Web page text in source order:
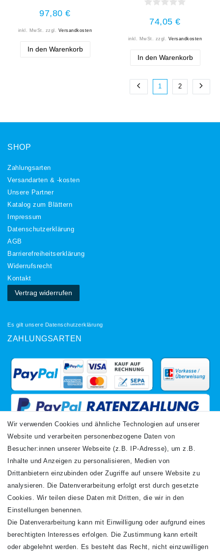
97,80 €
inkl. MwSt. zzgl. Versandkosten
In den Warenkorb
74,05 €
inkl. MwSt. zzgl. Versandkosten
In den Warenkorb
1 2
SHOP
Zahlungsarten
Versandarten & -kosten
Unsere Partner
Katalog zum Blättern
Impressum
Daten­schutz­erklärung
AGB
Barrierefreiheitserklärung
Widerrufs­recht
Kontakt
Vertrag widerrufen
Es gilt unsere Datenschutzerklärung
ZAHLUNGSARTEN
VERSANDARTEN
Newsletter
Wir verwenden Cookies und ähnliche Technologien auf unserer
Website und verarbeiten personenbezogene Daten von
Besucher:innen unserer Webseite (z.B. IP-Adresse), um z.B.
Inhalte und Anzeigen zu personalisieren, Medien von
Drittanbietern einzubinden oder Zugriffe auf unsere Website zu
analysieren. Die Datenverarbeitung erfolgt erst durch gesetzte
Cookies. Wir teilen diese Daten mit Dritten, die wir in den
Einstellungen benennen.
Die Datenverarbeitung kann mit Einwilligung oder aufgrund eines
berechtigten Interesses erfolgen. Die Zustimmung kann erteilt
oder abgelehnt werden. Es besteht das Recht, nicht einzuwilligen